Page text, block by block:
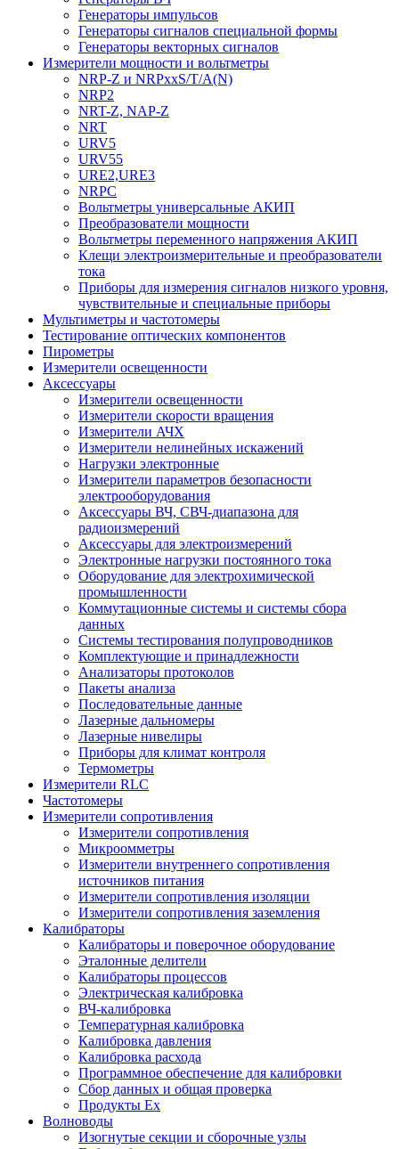
Генераторы импульсов
Генераторы сигналов специальной формы
Генераторы векторных сигналов
Измерители мощности и вольтметры
NRP-Z и NRPхxS/T/A(N)
NRP2
NRT-Z, NAP-Z
NRT
URV5
URV55
URE2,URE3
NRPC
Вольтметры универсальные АКИП
Преобразователи мощности
Вольтметры переменного напряжения АКИП
Клещи электроизмерительные и преобразователи
тока
Приборы для измерения сигналов низкого уровня,
чувствительные и специальные приборы
Мультиметры и частотомеры
Тестирование оптических компонентов
Пирометры
Измерители освещенности
Аксессуары
Измерители освещенности
Измерители скорости вращения
Измерители АЧХ
Измерители нелинейных искажений
Нагрузки электронные
Измерители параметров безопасности
электрооборудования
Аксессуары ВЧ, СВЧ-диапазона для
радиоизмерений
Аксессуары для электроизмерений
Электронные нагрузки постоянного тока
Оборудование для электрохимической
промышленности
Коммутационные системы и системы сбора
данных
Системы тестирования полупроводников
Комплектующие и принадлежности
Анализаторы протоколов
Пакеты анализа
Последовательные данные
Лазерные дальномеры
Лазерные нивелиры
Приборы для климат контроля
Термометры
Измерители RLC
Частотомеры
Измерители сопротивления
Измерители сопротивления
Микроомметры
Измерители внутреннего сопротивления
источников питания
Измерители сопротивления изоляции
Измерители сопротивления заземления
Калибраторы
Калибраторы и поверочное оборудование
Эталонные делители
Калибраторы процессов
Электрическая калибровка
ВЧ-калибровка
Температурная калибровка
Калибровка давления
Калибровка расхода
Программное обеспечение для калибровки
Сбор данных и общая проверка
Продукты Ex
Волноводы
Изогнутые секции и сборочные узлы